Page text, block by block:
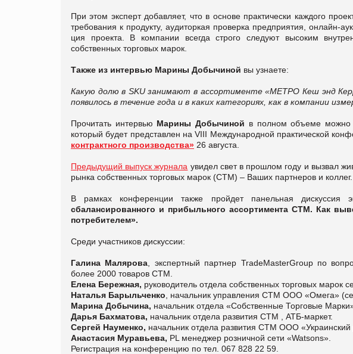
При этом эксперт добавляет, что в основе практически каждого
тре­бования к продукту, аудитор­кая проверка предприятия, онлайн­-
ция проекта. В компании всегда строго следуют высоким
собственных торго­вых марок.
Также из интервью Марины Добычиной вы узнаете:
Какую долю в SKU занимают в ассортименте «МЕТРО Кеш энд
появилось в течение года и в каких категориях, как в компании
Прочитать интервью Марины Добычиной в полном объеме можно
который будет представлен на VIII Международной практической
контрактного производства» 26 августа.
Предыдущий выпуск журнала увидел свет в прошлом году и вызвал
рынка собственных торговых марок (СТМ) – Ваших партнеров и коллег.
В рамках конференции также пройдет панельная дискуссия
сбалансированного и прибыльного ассортимента СТМ. Как
потребителем».
Среди участников дискуссии:
Галина Малярова , экспертный партнер TradeMasterGroup по
более 2000 товаров СТМ.
Елена Бережная, руководитель отдела собственных торговых марок
Наталья Барыльченко , начальник управления СТМ ООО «Омега»
Марина Добычина, начальник отдела «Собственные Торговые
Дарья Бахматова, начальник отдела развития СТМ , АТБ-маркет.
Сергей Науменко, начальник отдела развития СТМ ООО «Украинский
Анастасия Муравьева, PL менеджер розничной сети «Watsons».
Регистрация на конференцию по тел. 067 828 22 59.